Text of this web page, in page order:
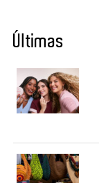
Últimas